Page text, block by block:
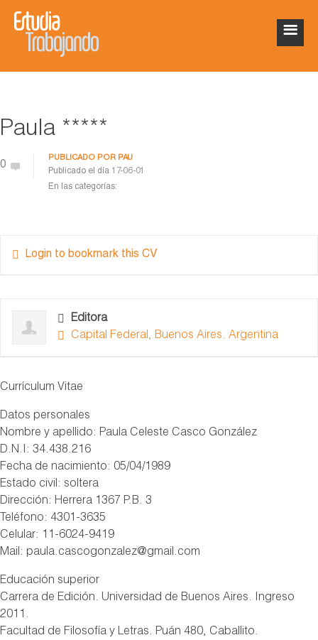
Paula *****
0
PUBLICADO POR PAU
Publicado el día 17-06-01
En las categorías:
Login to bookmark this CV
Editora
Capital Federal, Buenos Aires. Argentina
Currículum Vitae
Datos personales
Nombre y apellido: Paula Celeste Casco González
D.N.I: 34.438.216
Fecha de nacimiento: 05/04/1989
Estado civil: soltera
Dirección: Herrera 1367 P.B. 3
Teléfono: 4301-3635
Celular: 11-6024-9419
Mail: paula.cascogonzalez@gmail.com
Educación superior
Carrera de Edición. Universidad de Buenos Aires. Ingreso
2011.
Facultad de Filosofía y Letras. Puán 480, Caballito.